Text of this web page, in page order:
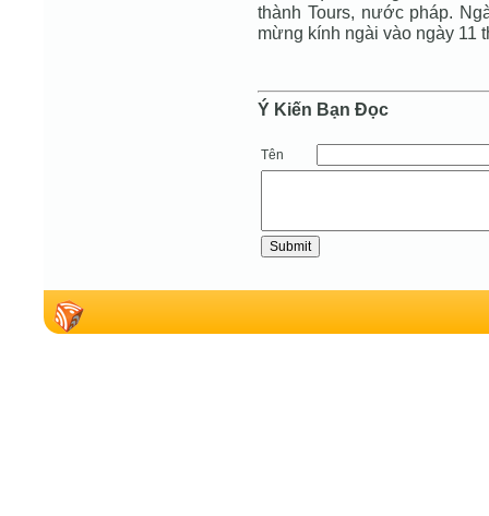
thành Tours, nước pháp.
mừng kính ngài vào ngày 11
Ý Kiến Bạn Ðọc
Tên